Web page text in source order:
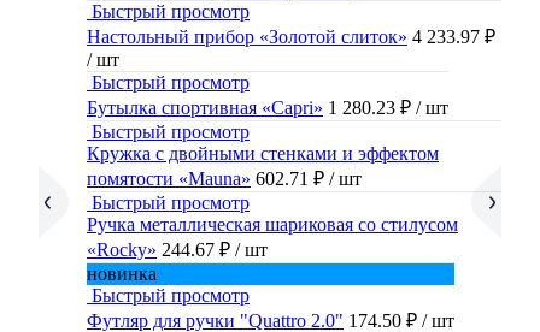
Быстрый просмотр
Настольный прибор «Золотой слиток» 4 233.97 ₽
/ шт
Быстрый просмотр
Бутылка спортивная «Capri» 1 280.23 ₽ / шт
Быстрый просмотр
Кружка с двойными стенками и эффектом
помятости «Mauna» 602.71 ₽ / шт
Быстрый просмотр
Ручка металлическая шариковая со стилусом
«Rocky» 244.67 ₽ / шт
новинка
Быстрый просмотр
Футляр для ручки "Quattro 2.0" 174.50 ₽ / шт